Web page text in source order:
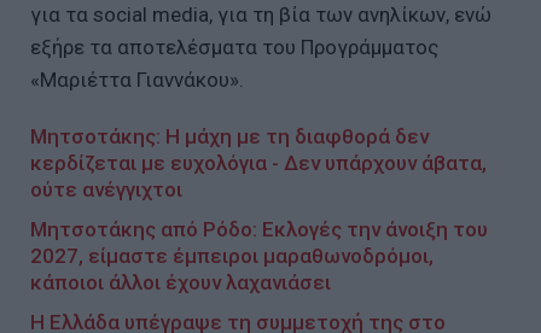
για τα social media, για τη βία των ανηλίκων, ενώ
εξήρε τα αποτελέσματα του Προγράμματος
«Μαριέττα Γιαννάκου».
Μητσοτάκης: Η μάχη με τη διαφθορά δεν
κερδίζεται με ευχολόγια - Δεν υπάρχουν άβατα,
ούτε ανέγγιχτοι
Μητσοτάκης από Ρόδο: Εκλογές την άνοιξη του
2027, είμαστε έμπειροι μαραθωνοδρόμοι,
κάποιοι άλλοι έχουν λαχανιάσει
Η Ελλάδα υπέγραψε τη συμμετοχή της στο